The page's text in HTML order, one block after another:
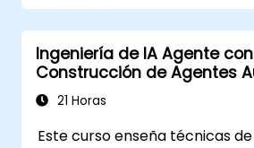
Ingeniería de IA Agente
Construcción de Agentes
21 Horas
Este curso enseña técnicas